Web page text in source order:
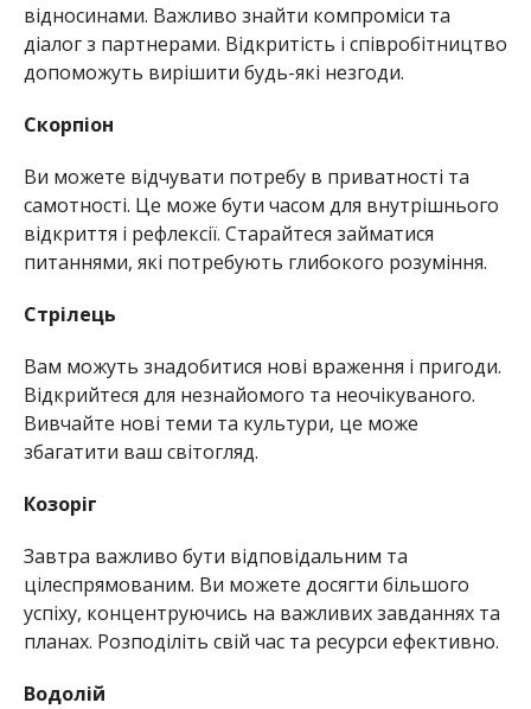
відносинами. Важливо знайти компроміси та
діалог з партнерами. Відкритість і співробітництво
допоможуть вирішити будь-які незгоди.
Скорпіон
Ви можете відчувати потребу в приватності та
самотності. Це може бути часом для внутрішнього
відкриття і рефлексії. Старайтеся займатися
питаннями, які потребують глибокого розуміння.
Стрілець
Вам можуть знадобитися нові враження і пригоди.
Відкрийтеся для незнайомого та неочікуваного.
Вивчайте нові теми та культури, це може
збагатити ваш світогляд.
Козоріг
Завтра важливо бути відповідальним та
цілеспрямованим. Ви можете досягти більшого
успіху, концентруючись на важливих завданнях та
планах. Розподіліть свій час та ресурси ефективно.
Водолій